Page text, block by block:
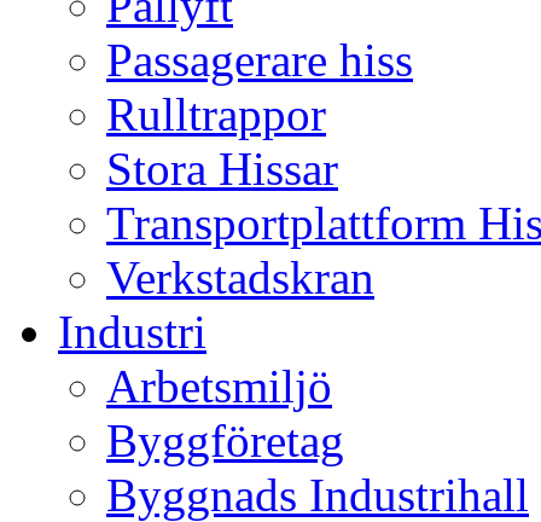
Passagerare hiss
Rulltrappor
Stora Hissar
Transportplattform
Verkstadskran
Industri
Arbetsmiljö
Byggföretag
Byggnads Industrihall